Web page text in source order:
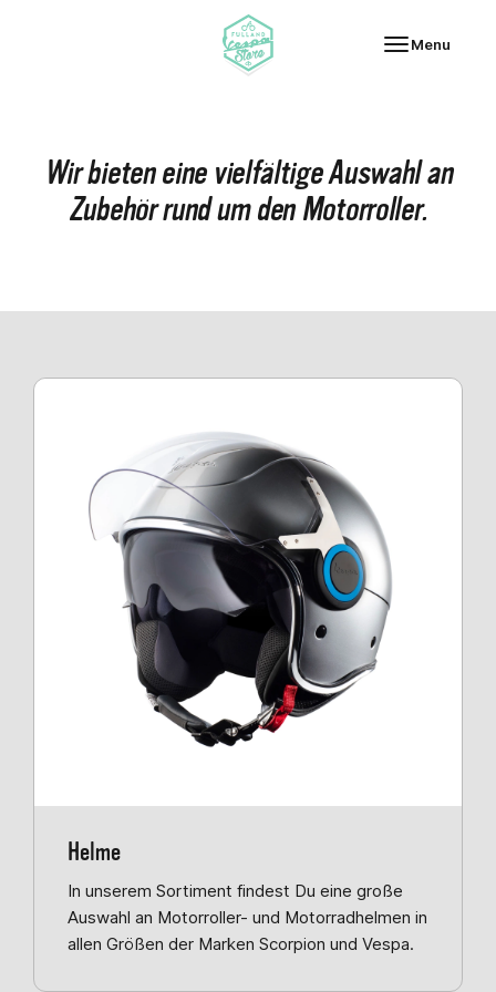
Fulland Vespa-Store
Menu
Wir bieten eine vielfältige Auswahl an
Zubehör rund um den Motorroller.
Helme
In unserem Sortiment findest Du eine große
Auswahl an Motorroller- und Motorradhelmen in
allen Größen der Marken Scorpion und Vespa.